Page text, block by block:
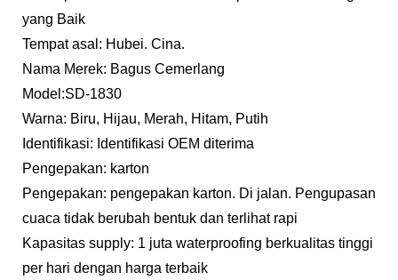
yang Baik
Tempat asal: Hubei. Cina.
Nama Merek: Bagus Cemerlang
Model:SD-1830
Warna: Biru, Hijau, Merah, Hitam, Putih
Identifikasi: Identifikasi OEM diterima
Pengepakan: karton
Pengepakan: pengepakan karton. Di jalan. Pengupasan
cuaca tidak berubah bentuk dan terlihat rapi
Kapasitas supply: 1 juta waterproofing berkualitas tinggi
per hari dengan harga terbaik